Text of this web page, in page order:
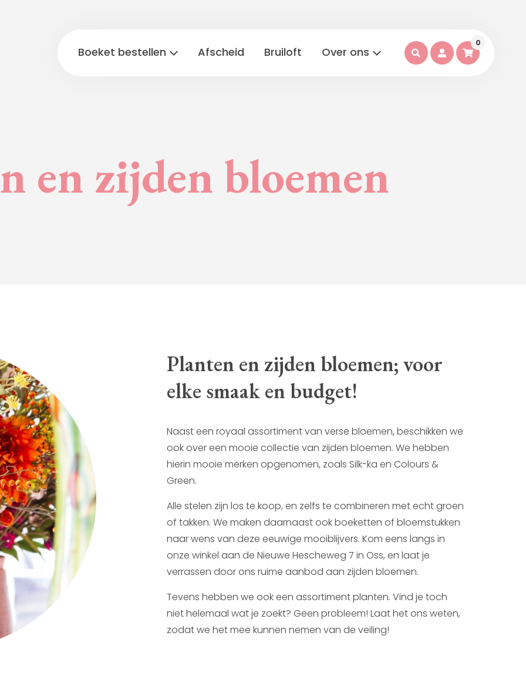
Boeket bestellen Afscheid Bruiloft Over ons
0
en zijden bloemen
Planten en zijden bloemen; voor
elke smaak en budget!
Naast een royaal assortiment van verse bloemen, beschikken we
ook over een mooie collectie van zijden bloemen. We hebben
hierin mooie merken opgenomen, zoals Silk-ka en Colours &
Green.
Alle stelen zijn los te koop, en zelfs te combineren met echt groen
of takken. We maken daarnaast ook boeketten of bloemstukken
naar wens van deze eeuwige mooiblijvers. Kom eens langs in
onze winkel aan de Nieuwe Hescheweg 7 in Oss, en laat je
verrassen door ons ruime aanbod aan zijden bloemen.
Tevens hebben we ook een assortiment planten. Vind je toch
niet helemaal wat je zoekt? Geen probleem! Laat het ons weten,
zodat we het mee kunnen nemen van de veiling!